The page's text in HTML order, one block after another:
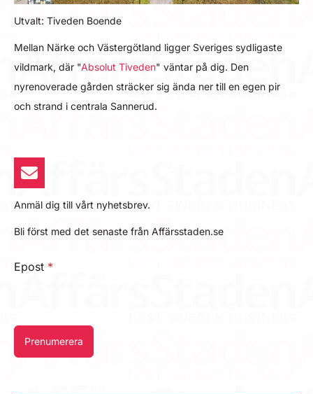
Utvalt: Tiveden Boende
Mellan Närke och Västergötland ligger Sveriges sydligaste
vildmark, där "Absolut Tiveden" väntar på dig. Den
nyrenoverade gården sträcker sig ända ner till en egen pir
och strand i centrala Sannerud.
Anmäl dig till vårt nyhetsbrev.
Bli först med det senaste från Affärsstaden.se
Epost *
Prenumerera